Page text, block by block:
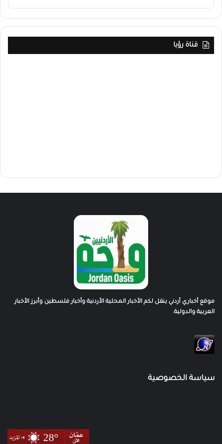
قناة رؤيا
موقع أخباري أردني ينقل لكم الأخبار المحلية الأردنية وأخبار فلسطين وأبرز الأخبار
العربية والدولية.
سياسة الخصوصية